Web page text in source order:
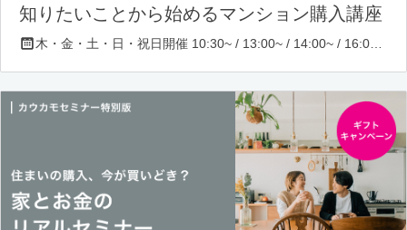
知りたいことから始めるマンション購入講座